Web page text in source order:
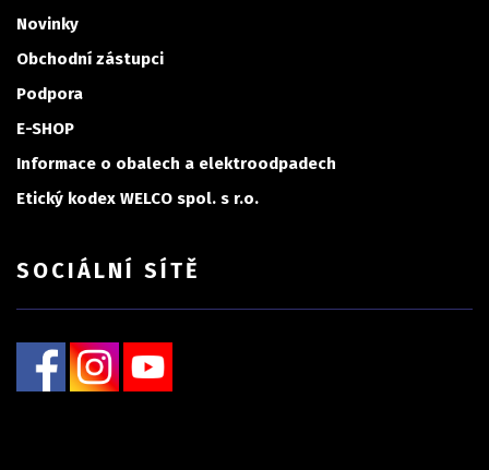
Novinky
Obchodní zástupci
Podpora
E-SHOP
Informace o obalech a elektroodpadech
Etický kodex WELCO spol. s r.o.
SOCIÁLNÍ SÍTĚ